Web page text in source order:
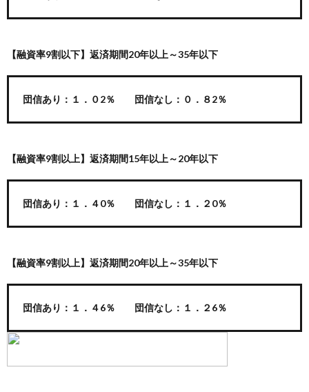
【融資率9割以下】返済期間20年以上～35年以下
団信あり：１．０2％ 団信なし：０．８2％
【融資率9割以上】返済期間15年以上～20年以下
団信あり：１．４0％ 団信なし：１．２0％
【融資率9割以上】返済期間20年以上～35年以下
団信あり：１．４6％ 団信なし：１．２6％